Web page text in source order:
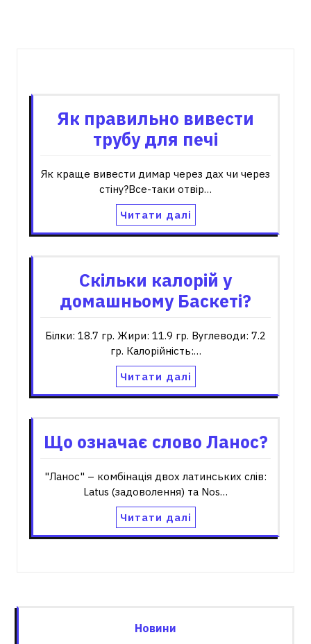
Як правильно вивести
трубу для печі
Як краще вивести димар через дах чи через
стіну?Все-таки отвір…
Читати далі
Скільки калорій у
домашньому Баскеті?
Білки: 18.7 гр. Жири: 11.9 гр. Вуглеводи: 7.2
гр. Калорійність:…
Читати далі
Що означає слово Ланос?
"Ланос" – комбінація двох латинських слів:
Latus (задоволення) та Nos…
Читати далі
Новини